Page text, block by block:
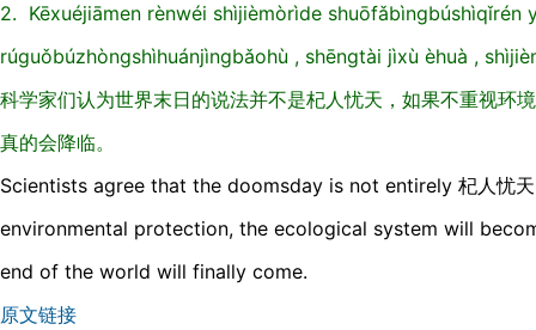
2. Kēxuéjiāmen rènwéi shìjièmòrìde shuōfǎbìnɡbúshìqǐrén
rúɡuǒbúzhònɡshìhuánjìnɡbǎohù , shēnɡtài jìxù èhuà ,
科学家们认为世界末日的说法并不是杞人忧天，如果不重视环
真的会降临。
Scientists agree that the doomsday is not entirely 杞人忧
environmental protection, the ecological system will
end of the world will finally come.
原文链接